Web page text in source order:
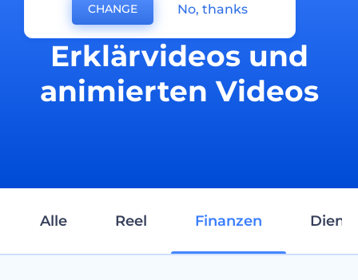
Erstellung von
Erklärvideos und
animierten Videos
Alle Reel Finanzen
CHANGE No, thanks